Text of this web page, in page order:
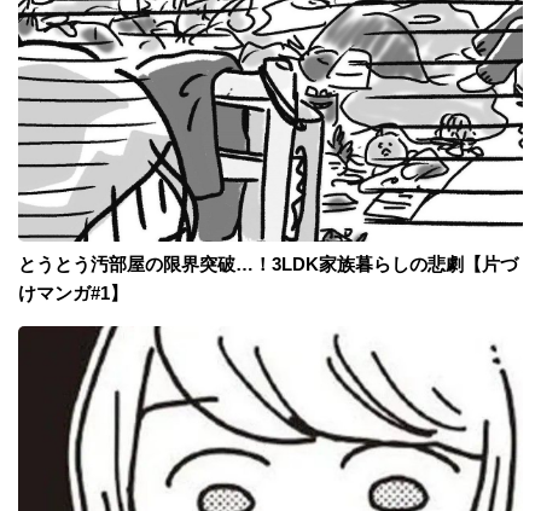
とうとう汚部屋の限界突破…！3LDK家族暮らしの悲劇【片づ
けマンガ#1】